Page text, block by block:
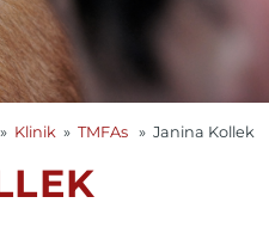
» Klinik » TMFAs » Janina Kollek